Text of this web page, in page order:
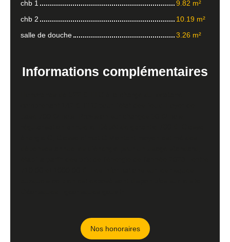
chb 1
9.82 m²
chb 2
10.19 m²
salle de douche
3.26 m²
Informations complémentaires
Nos honoraires